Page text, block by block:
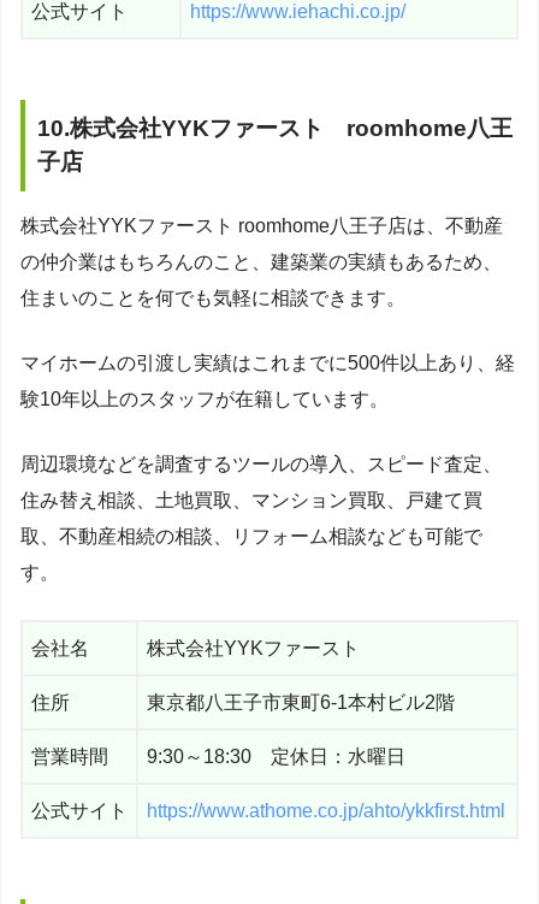
公式サイト https://www.iehachi.co.jp/
10.株式会社YYKファースト roomhome八王
子店
株式会社YYKファースト roomhome八王子店は、不動産
の仲介業はもちろんのこと、建築業の実績もあるため、
住まいのことを何でも気軽に相談できます。
マイホームの引渡し実績はこれまでに500件以上あり、経
験10年以上のスタッフが在籍しています。
周辺環境などを調査するツールの導入、スピード査定、
住み替え相談、土地買取、マンション買取、戸建て買
取、不動産相続の相談、リフォーム相談なども可能で
す。
会社名 株式会社YYKファースト
住所 東京都八王子市東町6-1本村ビル2階
営業時間 9:30～18:30 定休日：水曜日
公式サイト https://www.athome.co.jp/ahto/ykkfirst.html